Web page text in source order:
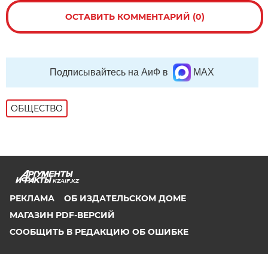
ОСТАВИТЬ КОММЕНТАРИЙ (0)
Подписывайтесь на АиФ в MAX
ОБЩЕСТВО
KZAIF.KZ
РЕКЛАМА
ОБ ИЗДАТЕЛЬСКОМ ДОМЕ
МАГАЗИН PDF-ВЕРСИЙ
СООБЩИТЬ В РЕДАКЦИЮ ОБ ОШИБКЕ